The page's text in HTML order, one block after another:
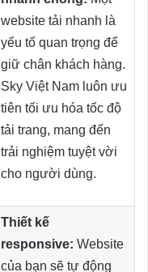
website tải nhanh là
yếu tố quan trọng để
giữ chân khách hàng.
Sky Việt Nam luôn ưu
tiên tối ưu hóa tốc độ
tải trang, mang đến
trải nghiệm tuyệt vời
cho người dùng.
Thiết kế
responsive: Website
của bạn sẽ tự động